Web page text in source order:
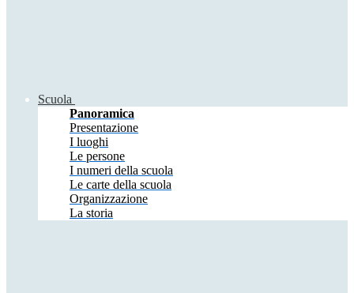
Scuola
Panoramica
Presentazione
I luoghi
Le persone
I numeri della scuola
Le carte della scuola
Organizzazione
La storia